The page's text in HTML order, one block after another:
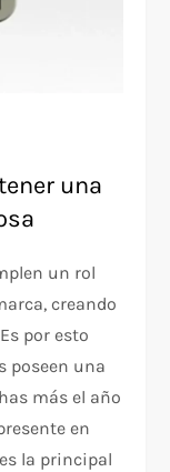
una
un rol
creando
por esto
poseen una
más el año
en
la principal